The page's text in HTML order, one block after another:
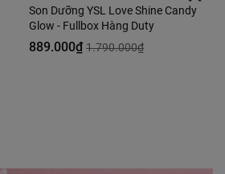
Son Dưỡng YSL Love Shine Candy
Glow - Fullbox Hàng Duty
889.000₫ 1.790.000₫